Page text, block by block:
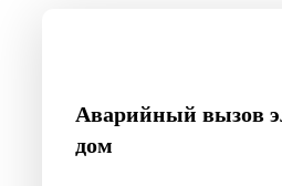
Аварийный вызов
дом